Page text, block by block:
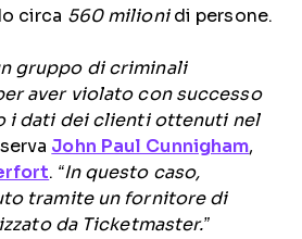
circa 560 milionidi persone.
gruppo di criminali
aver violato con successo
i dati dei clienti ottenuti nel
John Paul Cunnigham,
. “In questo caso,
tramite un fornitore di
da Ticketmaster.”